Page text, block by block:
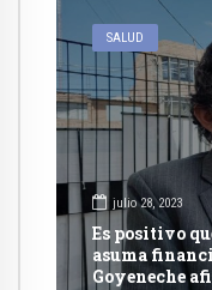
SALUD
julio 28, 2023
Es positivo
asuma
Goyeneche